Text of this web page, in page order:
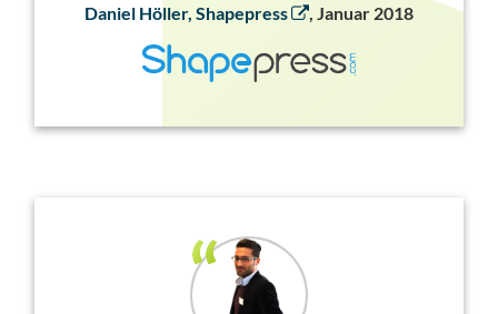
Daniel Höller, Shapepress , Januar 2018